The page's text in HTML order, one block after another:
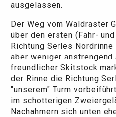
ausgelassen.
Der Weg vom Waldraster
über den ersten (Fahr-
Richtung Serles
aber weniger anstrengend
freundlicher Skitstock
der Rinne die Richtung
"unserem" Turm
im schotterigen
Nachahmern sich unten